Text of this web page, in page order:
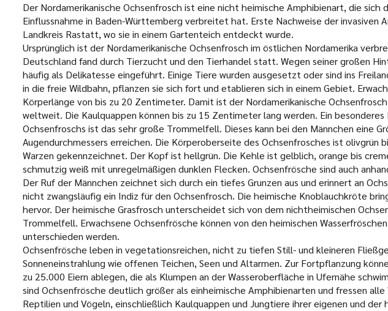
Der Nordamerikanische Ochsenfrosch ist eine nicht heimische Amphibienart, die sich
Einflussnahme in Baden-Württemberg verbreitet hat. Erste Nachweise der invasiven
Landkreis Rastatt, wo sie in einem Gartenteich entdeckt wurde.
Ursprünglich ist der Nordamerikanische Ochsenfrosch im östlichen Nordamerika
Deutschland fand durch Tierzucht und den Tierhandel statt. Wegen seiner großen
häufig als Delikatesse eingeführt. Einige Tiere wurden ausgesetzt oder sind ins
in die freie Wildbahn, pflanzen sie sich fort und etablieren sich in einem Gebiet.
Körperlänge von bis zu 20 Zentimeter. Damit ist der Nordamerikanische
weltweit. Die Kaulquappen können bis zu 15 Zentimeter lang werden. Ein besonderes
Ochsenfroschs ist das sehr große Trommelfell. Dieses kann bei den Männchen eine
Augendurchmessers erreichen. Die Körperoberseite des Ochsenfrosches ist olivgrün
Warzen gekennzeichnet. Der Kopf ist hellgrün. Die Kehle ist gelblich, orange bis
schmutzig weiß mit unregelmäßigen dunklen Flecken. Ochsenfrösche sind auch
Der Ruf der Männchen zeichnet sich durch ein tiefes Grunzen aus und erinnert an
nicht zwangsläufig ein Indiz für den Ochsenfrosch. Die heimische Knoblauchkröte
hervor. Der heimische Grasfrosch unterscheidet sich von dem nichtheimischen
Trommelfell. Erwachsene Ochsenfrösche können von den heimischen
unterschieden werden.
Ochsenfrösche leben in vegetationsreichen, nicht zu tiefen Still- und kleineren
Sonneneinstrahlung wie offenen Teichen, Seen und Altarmen. Zur Fortpflanzung
zu 25.000 Eiern ablegen, die als Klumpen an der Wasseroberfläche in Ufernähe
sind Ochsenfrösche deutlich größer als einheimische Amphibienarten und fressen
Reptilien und Vögeln, einschließlich Kaulquappen und Jungtiere ihrer eigenen und der